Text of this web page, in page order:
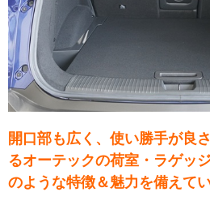
開口部も広く、使い勝手が良
るオーテックの荷室・ラゲッ
のような特徴＆魅力を備えてい